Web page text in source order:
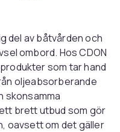
del av båtvården och
ombord. Hos CDON
som tar hand
oljeabsorberande
skonsamma
brett utbud som gör
oavsett om det gäller